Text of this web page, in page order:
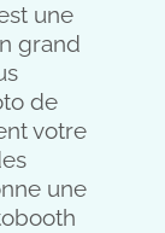
une
grand
de
votre
une